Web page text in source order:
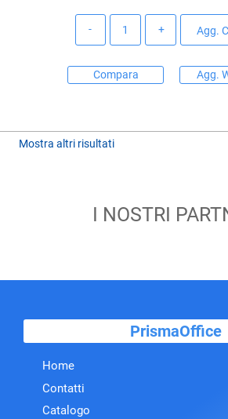
Agg.
Compara Agg.
Mostra altri risultati
I NOSTRI
PrismaOffice
Home
Contatti
Catalogo